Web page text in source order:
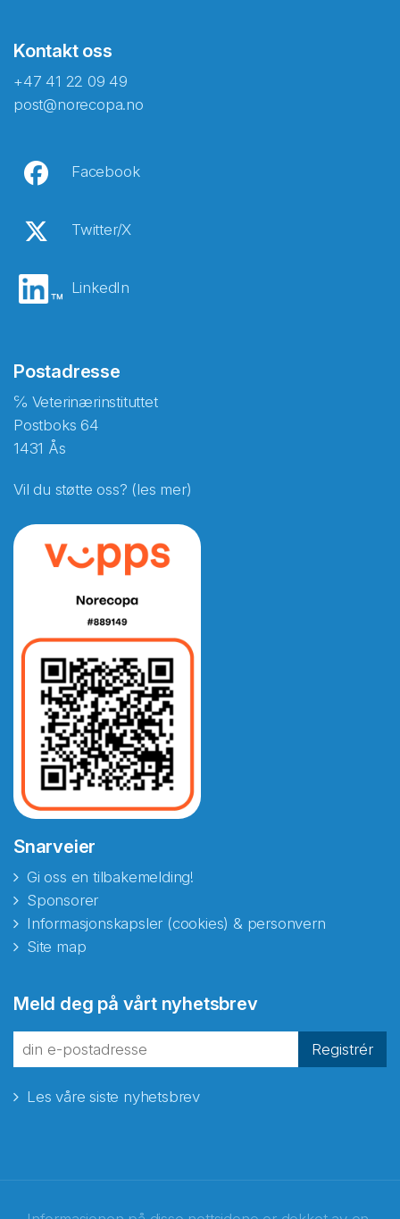
Kontakt oss
+47 41 22 09 49
post@norecopa.no
Facebook
Twitter/X
LinkedIn
Postadresse
℅ Veterinærinstituttet
Postboks 64
1431 Ås
Vil du støtte oss? (les mer)
Snarveier
Gi oss en tilbakemelding!
Sponsorer
Informasjonskapsler (cookies) & personvern
Site map
Meld deg på vårt nyhetsbrev
Registrér
Les våre siste nyhetsbrev